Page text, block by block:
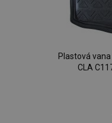
Plastová
CLA